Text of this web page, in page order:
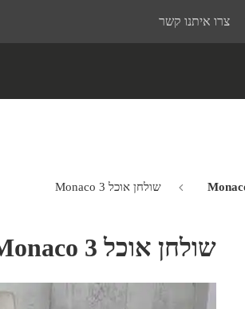
צרו איתנו קשר
שולחן אוכל Monaco 3
שולחן אוכל Monaco 3